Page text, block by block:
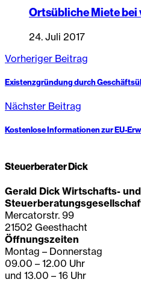
Ortsübliche Miete
24. Juli 2017
Vorheriger Beitrag
Existenzgründung durch
Nächster Beitrag
Kostenlose Informationen zur EU-
Steuerberater Dick
Gerald Dick Wirtschafts- und
Mercatorstr. 99
21502 Geesthacht
Öffnungszeiten
Montag – Donnerstag
09.00 – 12.00 Uhr
und 13.00 – 16 Uhr